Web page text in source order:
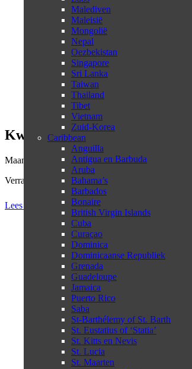
Malediven
Maleisië
Mongolië
Nepal
Oezbekistan
Singapore
Sri Lanka
Taiwan
Thailand
Tibet
Vietnam
Zuid-Korea
Caribbean
Anguilla
Antigua en Barbuda
Aruba
Bahama’s
Barbados
Bonaire
British Virgin Islands
Cuba
Curaçao
Dominica
Dominicaanse Republiek
Grenada
Guadeloupe
Jamaica
Puerto Rico
Saba
St-Barthélemy of St. Barth
St. Eustatius of ‘Statia’
St. Kitts en Nevis
St. Lucia
St. Maarten
Kwazulu Natal in drie dagen
Maandagmorgen, 7:55 uur. Het gebruikelijke
Verrassing! Voorafgaand aan een travelshow in
Lees meer